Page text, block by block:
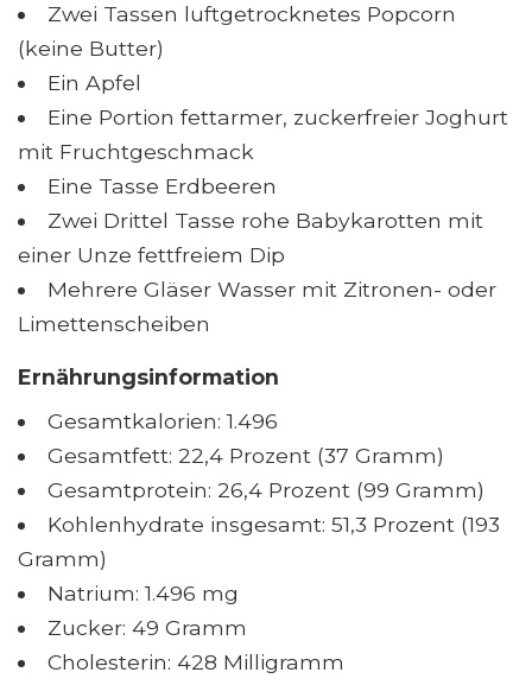
Zwei Tassen luftgetrocknetes Popcorn
(keine Butter)
Ein Apfel
Eine Portion fettarmer, zuckerfreier Joghurt
mit Fruchtgeschmack
Eine Tasse Erdbeeren
Zwei Drittel Tasse rohe Babykarotten mit
einer Unze fettfreiem Dip
Mehrere Gläser Wasser mit Zitronen- oder
Limettenscheiben
Ernährungsinformation
Gesamtkalorien: 1.496
Gesamtfett: 22,4 Prozent (37 Gramm)
Gesamtprotein: 26,4 Prozent (99 Gramm)
Kohlenhydrate insgesamt: 51,3 Prozent (193
Gramm)
Natrium: 1.496 mg
Zucker: 49 Gramm
Cholesterin: 428 Milligramm